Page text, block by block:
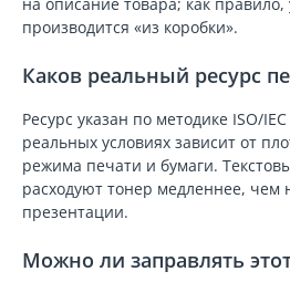
производится «из коробки».
Каков реальный ресурс
Ресурс указан по методике ISO/
реальных условиях зависит от
режима печати и бумаги.
расходуют тонер медленнее,
презентации.
Можно ли заправлять